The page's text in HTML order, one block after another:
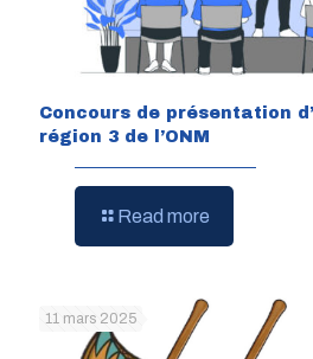
Concours de présentation
région 3 de l’ONM
Read more
11 mars 2025